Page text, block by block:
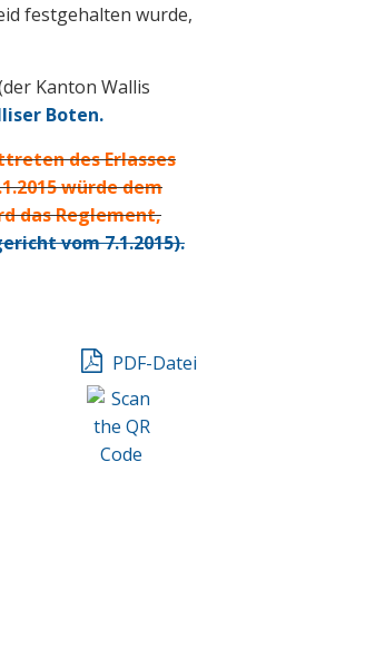
festgehalten wurde,
Kanton Wallis
Boten.
des Erlasses
würde dem
das Reglement,
vom 7.1.2015).
PDF-Datei